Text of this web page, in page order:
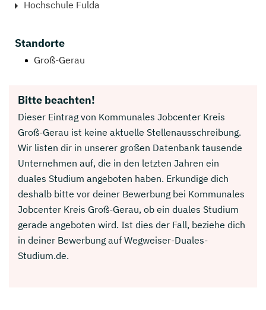
Hochschule Fulda
Standorte
Groß-Gerau
Bitte beachten!
Dieser Eintrag von Kommunales Jobcenter Kreis
Groß-Gerau ist keine aktuelle Stellenausschreibung.
Wir listen dir in unserer großen Datenbank tausende
Unternehmen auf, die in den letzten Jahren ein
duales Studium angeboten haben. Erkundige dich
deshalb bitte vor deiner Bewerbung bei Kommunales
Jobcenter Kreis Groß-Gerau, ob ein duales Studium
gerade angeboten wird. Ist dies der Fall, beziehe dich
in deiner Bewerbung auf Wegweiser-Duales-
Studium.de.